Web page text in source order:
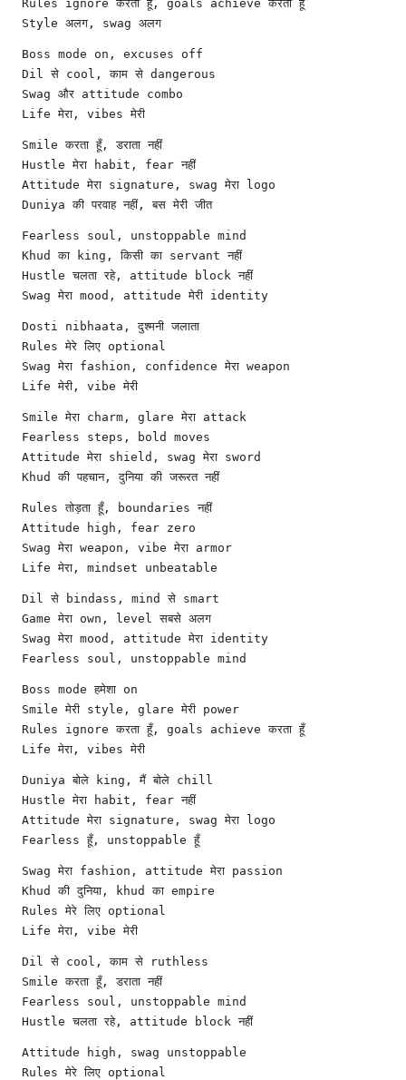
Rules ignore करता हूँ, goals achieve करता हूँ
Style अलग, swag अलग
Boss mode on, excuses off
Dil से cool, काम से dangerous
Swag और attitude combo
Life मेरा, vibes मेरी
Smile करता हूँ, डराता नहीं
Hustle मेरा habit, fear नहीं
Attitude मेरा signature, swag मेरा logo
Duniya की परवाह नहीं, बस मेरी जीत
Fearless soul, unstoppable mind
Khud का king, किसी का servant नहीं
Hustle चलता रहे, attitude block नहीं
Swag मेरा mood, attitude मेरी identity
Dosti nibhaata, दुश्मनी जलाता
Rules मेरे लिए optional
Swag मेरा fashion, confidence मेरा weapon
Life मेरी, vibe मेरी
Smile मेरा charm, glare मेरा attack
Fearless steps, bold moves
Attitude मेरा shield, swag मेरा sword
Khud की पहचान, दुनिया की जरूरत नहीं
Rules तोड़ता हूँ, boundaries नहीं
Attitude high, fear zero
Swag मेरा weapon, vibe मेरा armor
Life मेरा, mindset unbeatable
Dil से bindass, mind से smart
Game मेरा own, level सबसे अलग
Swag मेरा mood, attitude मेरा identity
Fearless soul, unstoppable mind
Boss mode हमेशा on
Smile मेरी style, glare मेरी power
Rules ignore करता हूँ, goals achieve करता हूँ
Life मेरा, vibes मेरी
Duniya बोले king, मैं बोले chill
Hustle मेरा habit, fear नहीं
Attitude मेरा signature, swag मेरा logo
Fearless हूँ, unstoppable हूँ
Swag मेरा fashion, attitude मेरा passion
Khud की दुनिया, khud का empire
Rules मेरे लिए optional
Life मेरा, vibe मेरी
Dil से cool, काम से ruthless
Smile करता हूँ, डराता नहीं
Fearless soul, unstoppable mind
Hustle चलता रहे, attitude block नहीं
Attitude high, swag unstoppable
Rules मेरे लिए optional